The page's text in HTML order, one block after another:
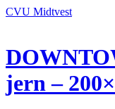
CVU Midtvest
jern –